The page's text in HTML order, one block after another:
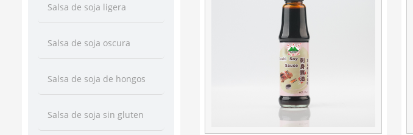
Salsa de soja ligera
Salsa de soja oscura
Salsa de soja de hongos
Salsa de soja sin gluten